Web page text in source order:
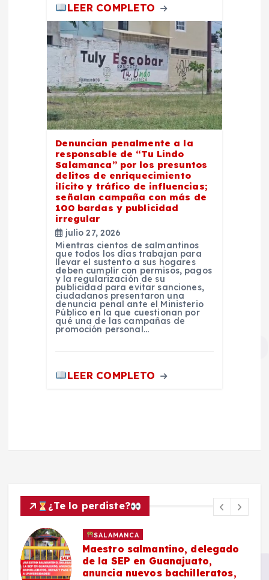
LEER COMPLETO
Denuncian penalmente a la
responsable de “Tu Lindo
Salamanca” por los presuntos
delitos de enriquecimiento
ilícito y tráfico de influencias;
señalan campaña con más de
100 bardas y publicidad
irregular
julio 27, 2026
Mientras cientos de salmantinos
que todos los días trabajan para
llevar el sustento a sus hogares
deben cumplir con permisos, pagos
y la regularización de su
publicidad para evitar sanciones,
ciudadanos presentaron una
denuncia penal ante el Ministerio
Público en la que cuestionan por
qué una de las campañas de
promoción personal…
LEER COMPLETO
¿Te lo perdiste?
SALAMANCA
Maestro salmantino, delegado
de la SEP en Guanajuato,
anuncia nuevos bachilleratos,